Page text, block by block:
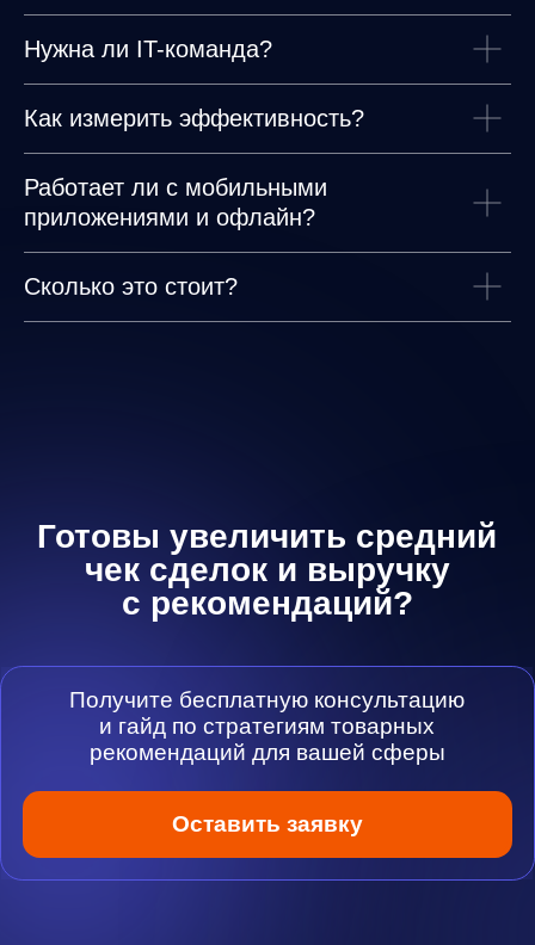
Нужна ли IT-команда?
Как измерить эффективность?
Работает ли с мобильными
приложениями и офлайн?
Сколько это стоит?